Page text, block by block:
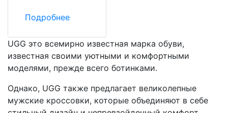
Подробнее
UGG это всемирно известная марка обуви,
известная своими уютными и комфортными
моделями, прежде всего ботинками.
Однако, UGG также предлагает великолепные
мужские кроссовки, которые объединяют в себе